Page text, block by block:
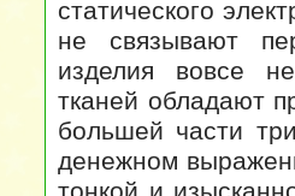
статического
не связывают
изделия вовсе
тканей обладают
большей части
денежном